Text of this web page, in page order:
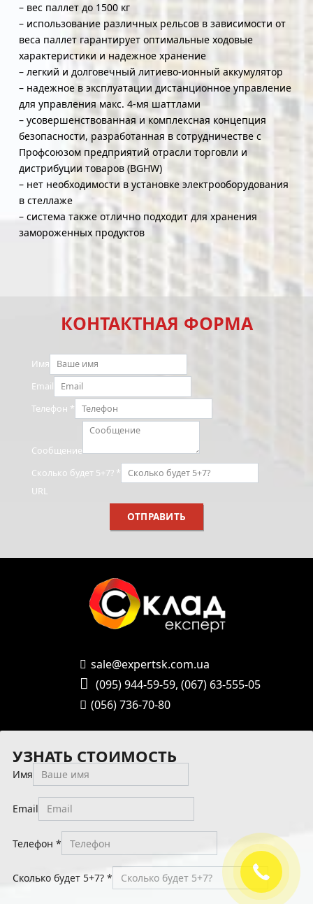
– вес паллет до 1500 кг
– использование различных рельсов в зависимости от
веса паллет гарантирует оптимальные ходовые
характеристики и надежное хранение
– легкий и долговечный литиево-ионный аккумулятор
– надежное в эксплуатации дистанционное управление
для управления макс. 4-мя шаттлами
– усовершенствованная и комплексная концепция
безопасности, разработанная в сотрудничестве с
Профсоюзом предприятий отрасли торговли и
дистрибуции товаров (BGHW)
– нет необходимости в установке электрооборудования
в стеллаже
– система также отлично подходит для хранения
замороженных продуктов
КОНТАКТНАЯ ФОРМА
Имя
Email
Телефон *
Сообщение
Сколько будет 5+7? *
URL
ОТПРАВИТЬ
sale@expertsk.com.ua
(095) 944-59-59, (067) 63-555-05
(056) 736-70-80
УЗНАТЬ СТОИМОСТЬ
Имя
Email
Телефон *
Сколько будет 5+7? *